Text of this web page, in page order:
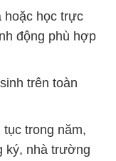
hoặc học trực
động phù hợp
trên toàn
tục trong năm,
ký, nhà trường